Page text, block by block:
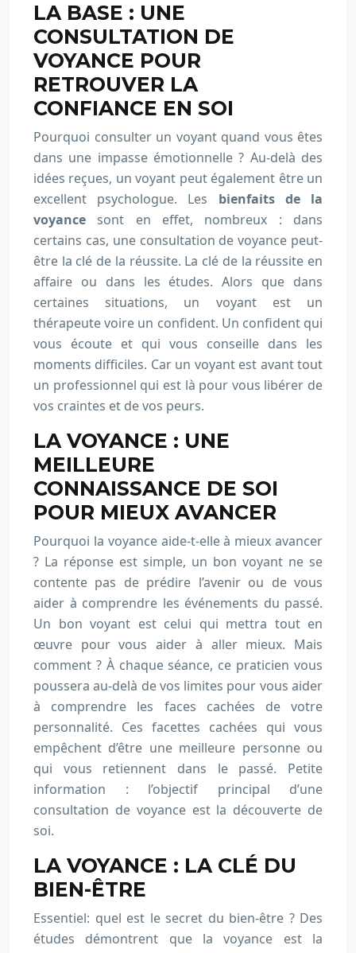
LA BASE : UNE
CONSULTATION DE
VOYANCE POUR
RETROUVER LA
CONFIANCE EN SOI
Pourquoi consulter un voyant quand vous êtes
dans une impasse émotionnelle ? Au-delà des
idées reçues, un voyant peut également être un
excellent psychologue. Les bienfaits de la
voyance sont en effet, nombreux : dans
certains cas, une consultation de voyance peut-
être la clé de la réussite. La clé de la réussite en
affaire ou dans les études. Alors que dans
certaines situations, un voyant est un
thérapeute voire un confident. Un confident qui
vous écoute et qui vous conseille dans les
moments difficiles. Car un voyant est avant tout
un professionnel qui est là pour vous libérer de
vos craintes et de vos peurs.
LA VOYANCE : UNE
MEILLEURE
CONNAISSANCE DE SOI
POUR MIEUX AVANCER
Pourquoi la voyance aide-t-elle à mieux avancer
? La réponse est simple, un bon voyant ne se
contente pas de prédire l’avenir ou de vous
aider à comprendre les événements du passé.
Un bon voyant est celui qui mettra tout en
œuvre pour vous aider à aller mieux. Mais
comment ? À chaque séance, ce praticien vous
poussera au-delà de vos limites pour vous aider
à comprendre les faces cachées de votre
personnalité. Ces facettes cachées qui vous
empêchent d’être une meilleure personne ou
qui vous retiennent dans le passé. Petite
information : l’objectif principal d’une
consultation de voyance est la découverte de
soi.
LA VOYANCE : LA CLÉ DU
BIEN-ÊTRE
Essentiel: quel est le secret du bien-être ? Des
études démontrent que la voyance est la